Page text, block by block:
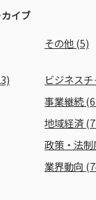
イブ
その他(5)
ビジネスチ
事業継続
地域経済
政策・法制
業界動向